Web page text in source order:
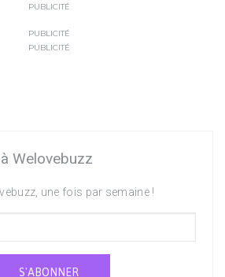
PUBLICITÉ
PUBLICITÉ
PUBLICITÉ
Welovebuzz
une fois par semaine !
S'ABONNER